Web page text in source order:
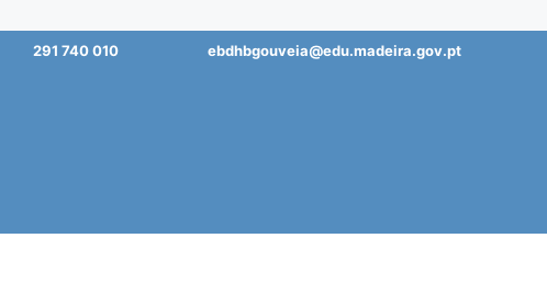
Saltar291 740 010 ebdhbgouveia@edu.madeira.gov.pt